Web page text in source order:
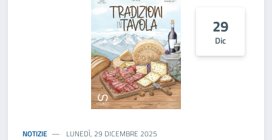
29
Dic
NOTIZIE LUNEDÌ, 29 DICEMBRE 2025